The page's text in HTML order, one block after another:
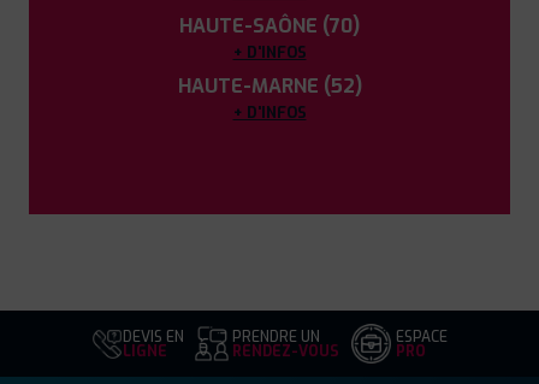
HAUTE-SAÔNE (70)
+ D'INFOS
HAUTE-MARNE (52)
+ D'INFOS
DEVIS EN
LIGNE
PRENDRE UN
RENDEZ-VOUS
ESPACE
PRO